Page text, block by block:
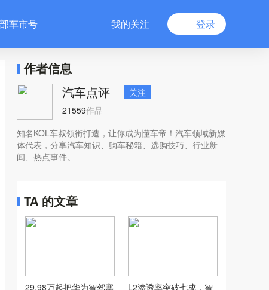
车市号 我的关注 登录
作者信息
汽车点评
关注
21559作品
知名KOL车叔领衔打造，让你成为懂车帝！汽车领域新媒
体代表，分享汽车知识、购车秘籍、选购技巧、行业新
闻、热点事件。
TA 的文章
29.98万起把华为智驾塞
L2渗透率突破七成，智